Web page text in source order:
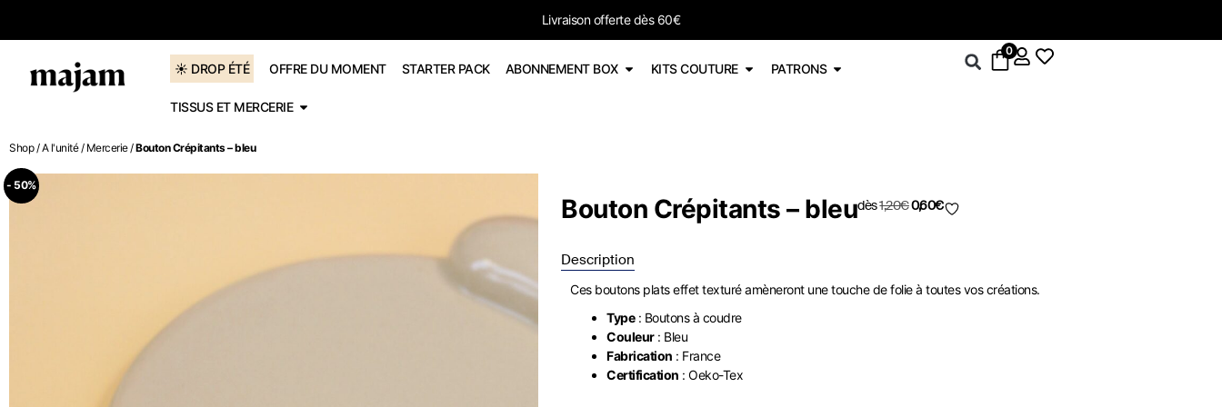
-15% sur tous les PDF avec le code PDF598
☀️ DROP ÉTÉ OFFRE DU MOMENT STARTER PACK ABONNEMENT BOX KITS COUTURE PATRONS
TISSUS ET MERCERIE
0
Shop/A l'unité/ Mercerie/Bouton Crépitants – bleu
- 50%
Bouton Crépitants – bleudès1,20€0,60€
Description
Ces boutons plats effet texturé amèneront une touche de folie à toutes vos créations.
Type: Boutons à coudre
Couleur: Bleu
Fabrication : France
Certification : Oeko-Tex